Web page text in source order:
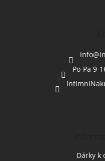
info@
Po-Pa 9-
Dárky k